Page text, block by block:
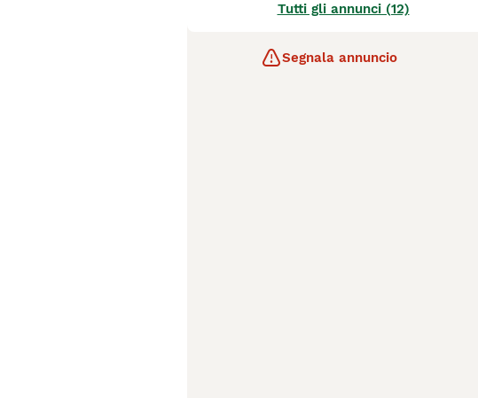
Tutti gli annunci (12)
Segnala annuncio